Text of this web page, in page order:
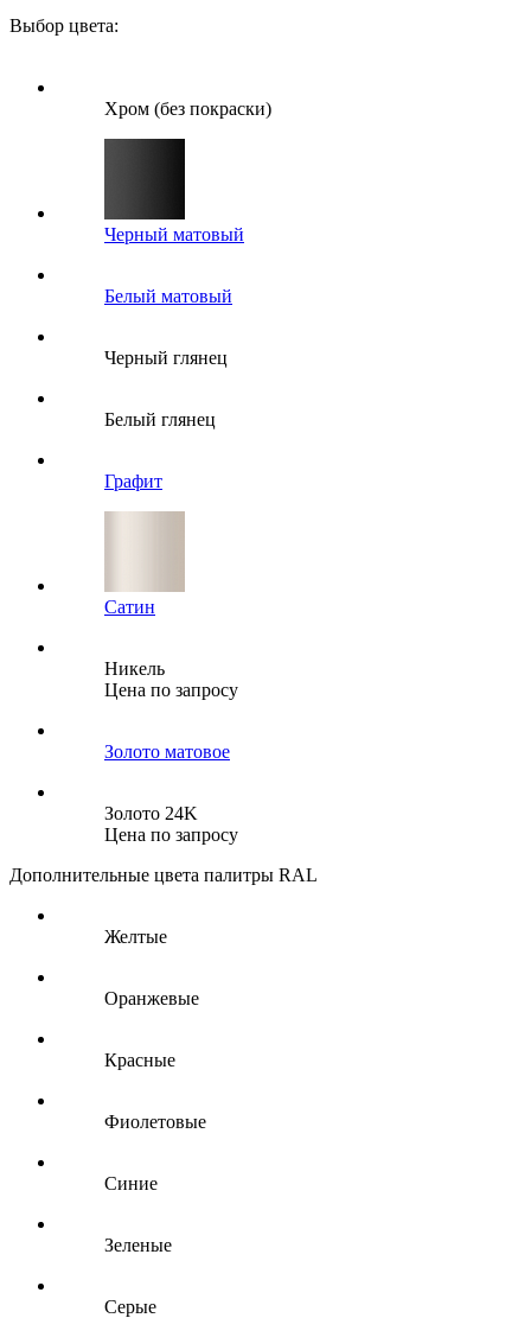
Выбор цвета:
Хром (без покраски)
Черный матовый
Белый матовый
Черный глянец
Белый глянец
Графит
Сатин
Никель
Цена по запросу
Золото матовое
Золото 24K
Цена по запросу
Дополнительные цвета палитры RAL
Желтые
Оранжевые
Красные
Фиолетовые
Синие
Зеленые
Серые